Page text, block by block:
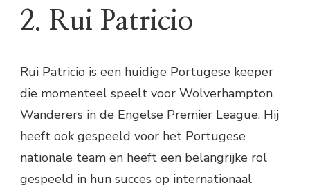
2. Rui Patricio
Rui Patricio is een huidige Portugese keeper
die momenteel speelt voor Wolverhampton
Wanderers in de Engelse Premier League. Hij
heeft ook gespeeld voor het Portugese
nationale team en heeft een belangrijke rol
gespeeld in hun succes op internationaal